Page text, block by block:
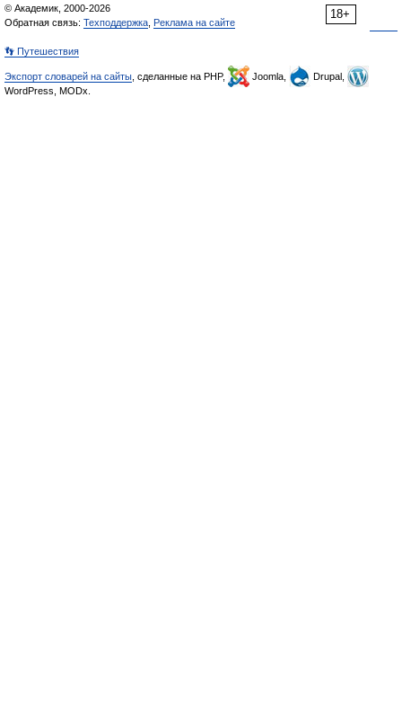
18+
© Академик, 2000-2026
Обратная связь: Техподдержка Реклама на сайте
👣 Путешествия
Экспорт словарей на сайты , сделанные на PHP, Joomla,
Drupal,
WordPress, MODx.